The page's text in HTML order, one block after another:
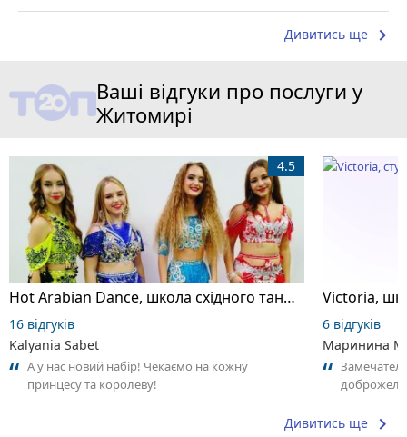
Дивитись ще keyboard_arrow_right
Ваші відгуки про послуги у
Житомирі
Hot Arabian Dance, школа східного танцю
4.5
16 відгуків
Kalyania Sabet
А у нас новий набір! Чекаємо на кожну
принцесу та королеву!
6 відгуків
Маринина
Дивитись ще keyboard_arrow_right